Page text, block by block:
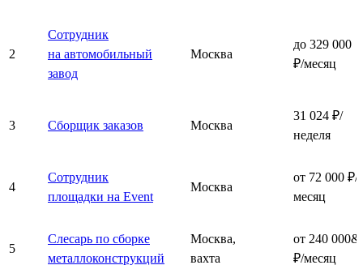
2
Сотрудник
на автомобильный
завод
Москва
до 329 000
₽/месяц
3 Сборщик заказов Москва
31 024 ₽/
неделя
4
Сотрудник
площадки на Event
Москва
от 72 000 ₽/
месяц
5
Слесарь по сборке
металлоконструкций
Москва,
вахта
от 240 000&
₽/месяц